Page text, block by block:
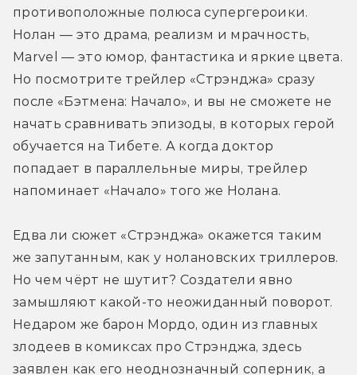
противоположные полюса супергероики.
Нолан — это драма, реализм и мрачность,
Marvel — это юмор, фантастика и яркие цвета.
Но посмотрите трейлер «Стрэнджа» сразу
после «Бэтмена: Начало», и вы не сможете не
начать сравнивать эпизоды, в которых герой
обучается на Тибете. А когда доктор
попадает в параллельные миры, трейлер
напоминает «Начало» того же Нолана.
Едва ли сюжет «Стрэнджа» окажется таким
же запутанным, как у нолановских триллеров.
Но чем чёрт не шутит? Создатели явно
замышляют какой-то неожиданный поворот.
Недаром же барон Мордо, один из главных
злодеев в комиксах про Стрэнджа, здесь
заявлен как его неоднозначный соперник, а